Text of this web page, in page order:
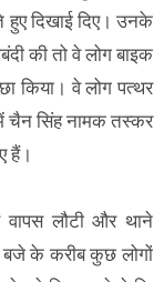
दिखाई दिए। उनके
की तो वे लोग बाइक
किया। वे लोग पत्थर
चैन सिंह नामक तस्कर
हैं।
लौटी और थाने
बजे के करीब कुछ लोगों